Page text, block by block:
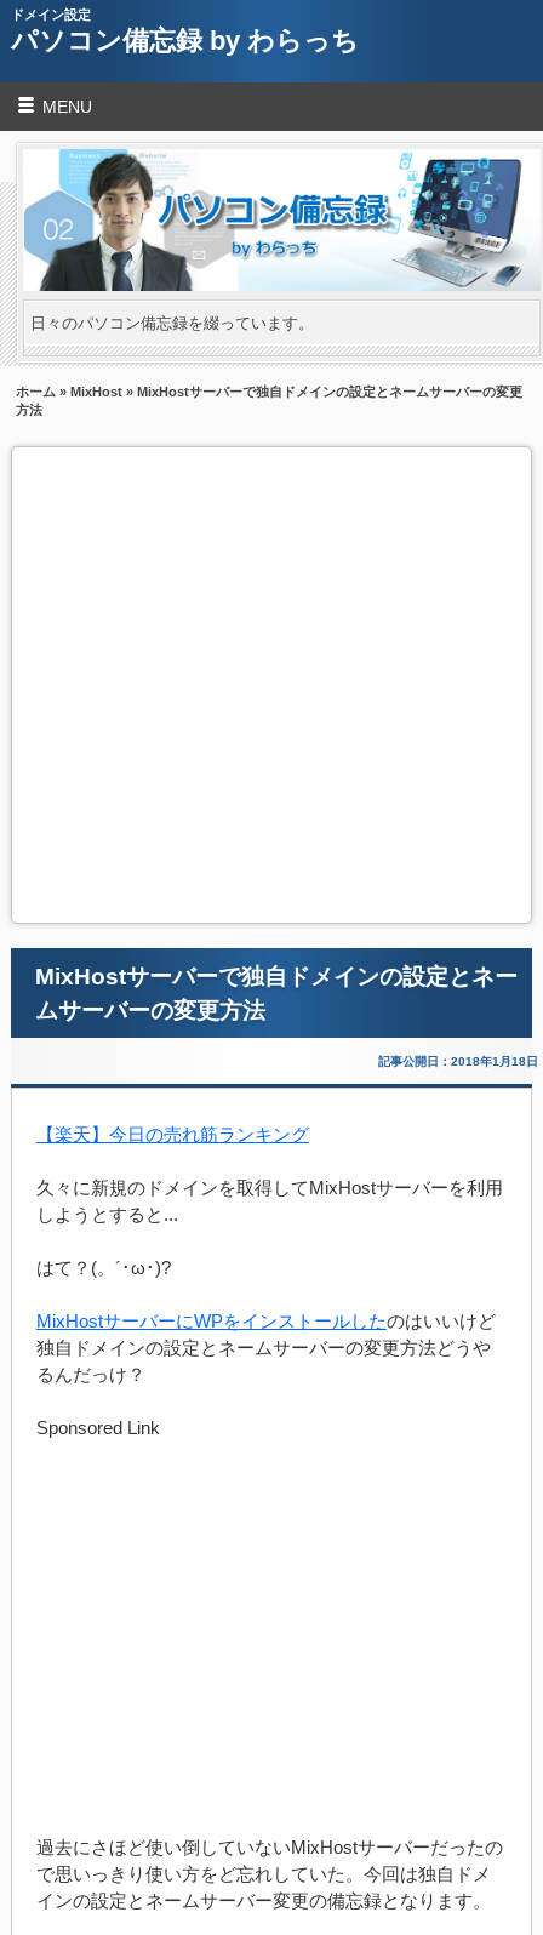
ドメイン設定
パソコン備忘録 by わらっち
MENU
日々のパソコン備忘録を綴っています。
ホーム » MixHost » MixHostサーバーで独自ドメインの設定とネームサーバーの変更
方法
MixHostサーバーで独自ドメインの設定とネー
ムサーバーの変更方法
記事公開日：2018年1月18日
【楽天】今日の売れ筋ランキング
久々に新規のドメインを取得してMixHostサーバーを利用
しようとすると...
はて？(。´･ω･)?
MixHostサーバーにWPをインストールしたのはいいけど
独自ドメインの設定とネームサーバーの変更方法どうや
るんだっけ？
Sponsored Link
過去にさほど使い倒していないMixHostサーバーだったの
で思いっきり使い方をど忘れしていた。今回は独自ドメ
インの設定とネームサーバー変更の備忘録となります。